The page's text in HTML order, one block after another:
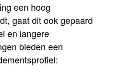
een hoog
gaat dit ook gepaard
en langere
bieden een